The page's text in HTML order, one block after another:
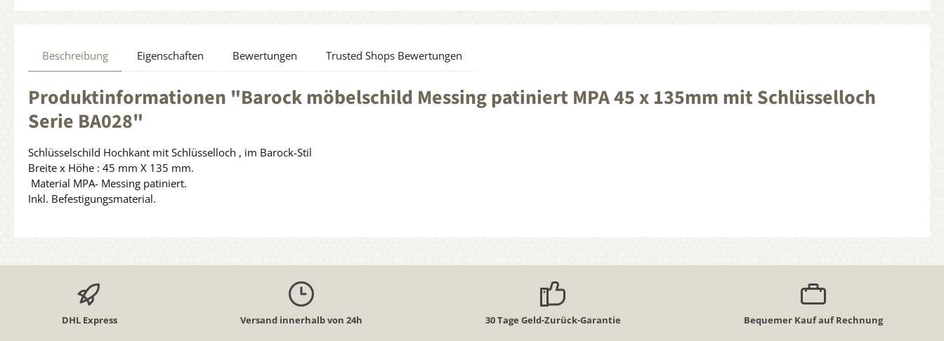
Beschreibung Eigenschaften Bewertungen Trusted Shops Bewertungen
Produktinformationen "Barock möbelschild Messing patiniert MPA 45 x 135mm mit Schlüsselloch
Serie BA028"
Schlüsselschild Hochkant mit Schlüsselloch , im Barock-Stil
Breite x Höhe : 45 mm X 135 mm.
Material MPA- Messing patiniert.
Inkl. Befestigungsmaterial.
DHL Express Versand innerhalb von 24h 30 Tage Geld-Zurück-Garantie Bequemer Kauf auf Rechnung